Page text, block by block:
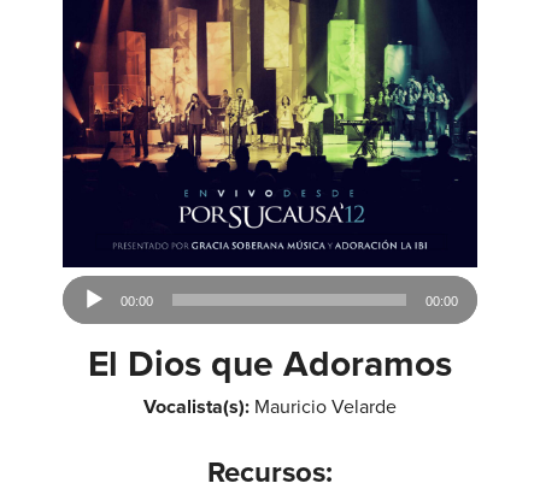
Reproductor
de
audio
00:00 00:00
El Dios que Adoramos
Vocalista(s): Mauricio Velarde
Recursos: